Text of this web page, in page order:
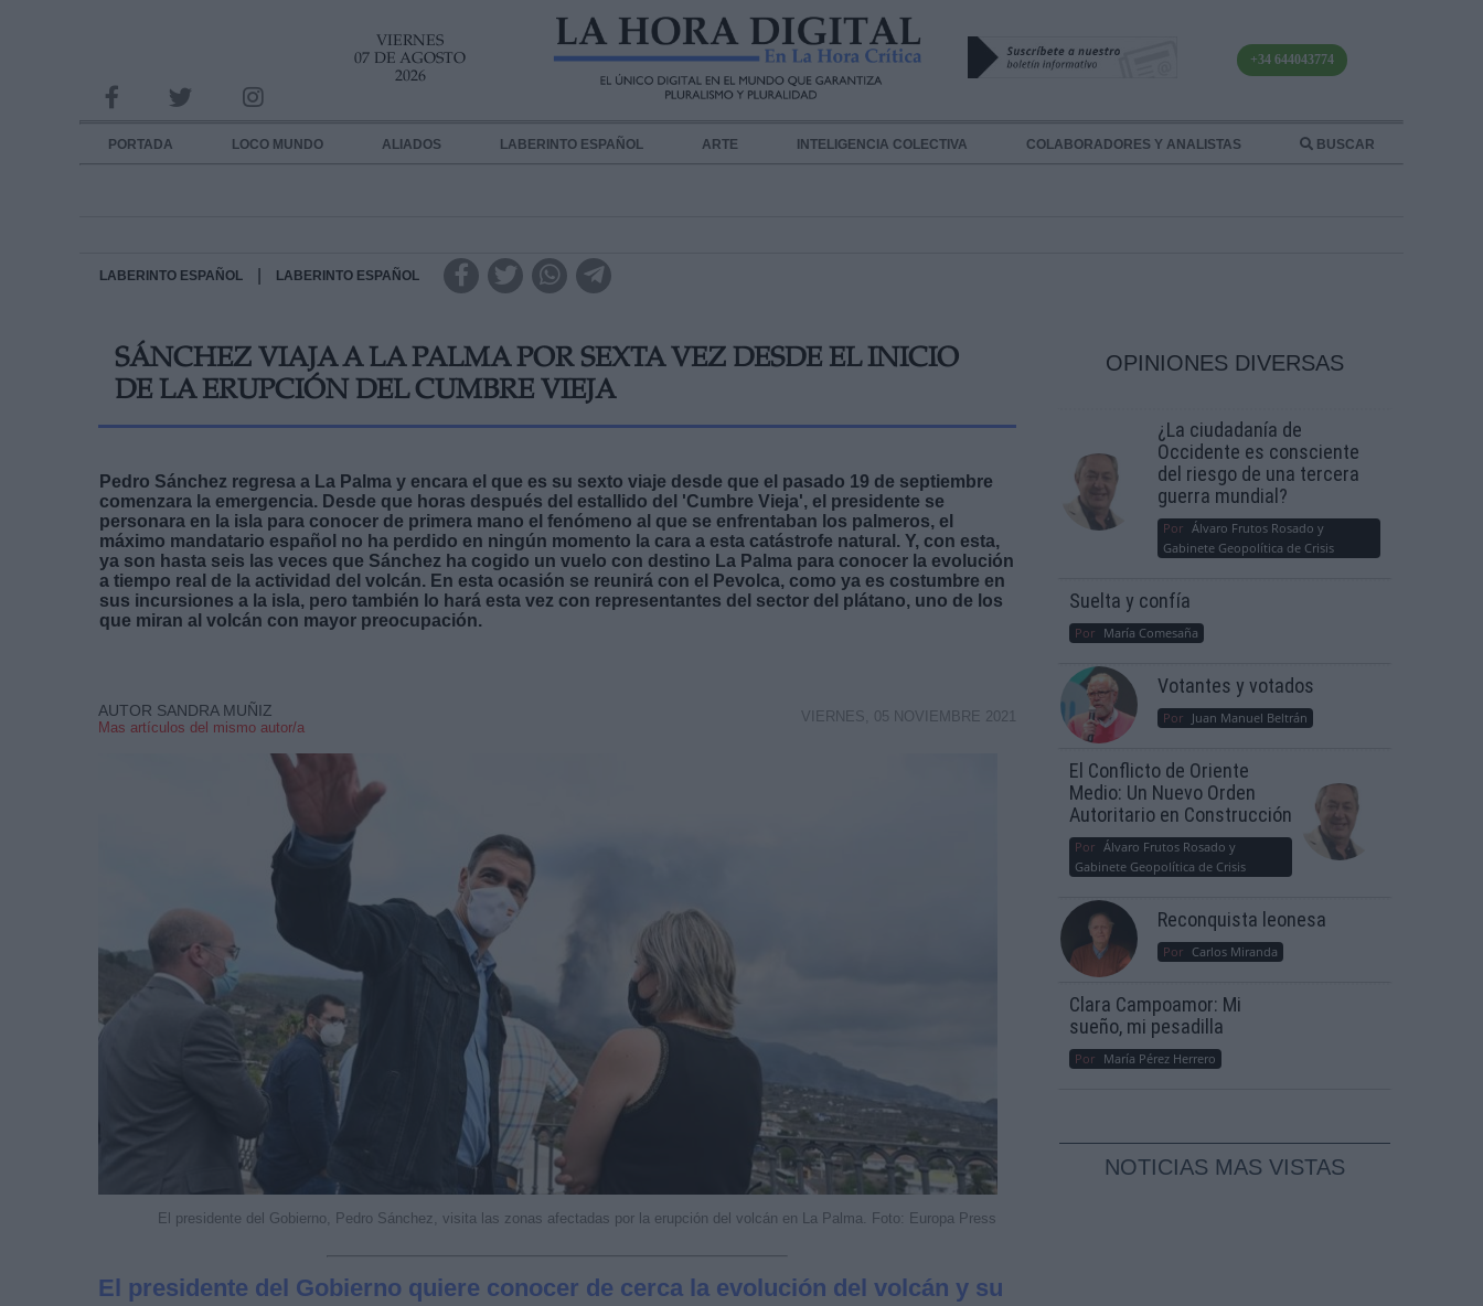
VIERNES
07 DE AGOSTO
2026
+34 644043774
PORTADA LOCO MUNDO ALIADOS LABERINTO ESPAÑOL ARTE INTELIGENCIA COLECTIVA COLABORADORES Y ANALISTAS BUSCAR
LABERINTO ESPAÑOL LABERINTO ESPAÑOL
SÁNCHEZ VIAJA A LA PALMA POR SEXTA VEZ DESDE EL INICIO
DE LA ERUPCIÓN DEL CUMBRE VIEJA
Pedro Sánchez regresa a La Palma y encara el que es su sexto viaje desde que el pasado 19 de septiembre
comenzara la emergencia. Desde que horas después del estallido del 'Cumbre Vieja', el presidente se
personara en la isla para conocer de primera mano el fenómeno al que se enfrentaban los palmeros, el
máximo mandatario español no ha perdido en ningún momento la cara a esta catástrofe natural. Y, con esta,
ya son hasta seis las veces que Sánchez ha cogido un vuelo con destino La Palma para conocer la evolución
a tiempo real de la actividad del volcán. En esta ocasión se reunirá con el Pevolca, como ya es costumbre en
sus incursiones a la isla, pero también lo hará esta vez con representantes del sector del plátano, uno de los
que miran al volcán con mayor preocupación.
AUTOR SANDRA MUÑIZ
Mas artículos del mismo autor/a
VIERNES, 05 NOVIEMBRE 2021
El presidente del Gobierno, Pedro Sánchez, visita las zonas afectadas por la erupción del volcán en La Palma. Foto: Europa Press
El presidente del Gobierno quiere conocer de cerca la evolución del volcán y su
OPINIONES DIVERSAS
¿La ciudadanía de
Occidente es consciente
del riesgo de una tercera
guerra mundial?
Por Álvaro Frutos Rosado y
Gabinete Geopolítica de Crisis
Suelta y confía
Por María Comesaña
Votantes y votados
Por Juan Manuel Beltrán
El Conflicto de Oriente
Medio: Un Nuevo Orden
Autoritario en Construcción
Por Álvaro Frutos Rosado y
Gabinete Geopolítica de Crisis
Reconquista leonesa
Por Carlos Miranda
Clara Campoamor: Mi
sueño, mi pesadilla
Por María Pérez Herrero
NOTICIAS MAS VISTAS
INFORMACION SOBRE LA PROTECCIÓN DE TUS DATOS
Responsable:
Destinatarios:
link
Información adicional
link